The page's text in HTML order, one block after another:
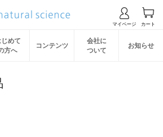
めて
方へ
コンテンツ
会社に
ついて
お知らせ